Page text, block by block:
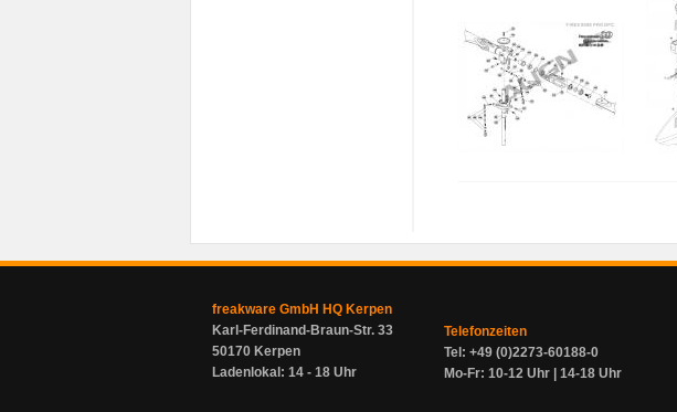
freakware GmbH HQ Kerpen
Karl-Ferdinand-Braun-Str. 33
50170 Kerpen
Ladenlokal: 14 - 18 Uhr
Telefonzeiten
Tel: +49 (0)2273-60188-0
Mo-Fr: 10-12 Uhr | 14-18 Uhr